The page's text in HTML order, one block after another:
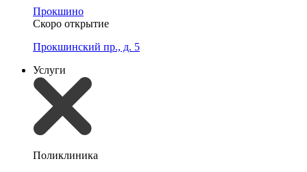
Прокшино
Скоро открытие
Прокшинский пр., д. 5
Услуги
Поликлиника